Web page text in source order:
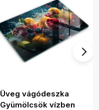
Üveg vágódeszka
Gyümölcsök vízben